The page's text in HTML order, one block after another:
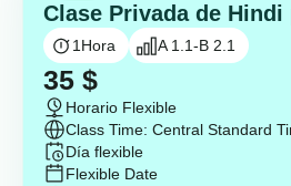
Clase Privada de Hindi
1 Hora A 1.1-B 2.1
35 $
Horario Flexible
Class Time: Central Standard
Día flexible
Flexible Date